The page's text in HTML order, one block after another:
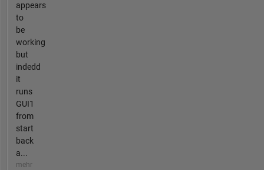
appears
to
be
working
but
indedd
it
runs
GUI1
from
start
back
a...
mehr